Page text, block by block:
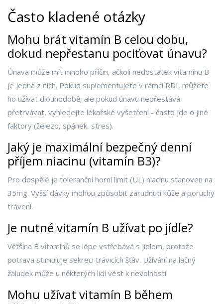
Často kladené otázky
Mohu brát vitamín B celou dobu,
dokud nepřestanu pociťovat únavu?
Únava může mít mnoho příčin, ačkoli nedostatek vitamínu B
je jedna z nich. Pokud suplementujete v rámci RDI, můžete
ho užívat dlouhodobě, ale pokud únavu nepřestává
přetrvávat, vyhledejte lékařské vyšetření - často jde o jiné
faktory (železo, spánek, stres).
Jaký je maximální bezpečný denní
příjem niacinu (vitamín B3)?
Pro dospělé je toleranční horní limit (UL) niacinu stanoven na
35mg. Vyšší dávky mohou způsobit zarudnutí kůže a poruchy
trávení.
Je nutné vitamín B užívat po jídle?
Většina B vitamínů se lépe vstřebává s jídlem, protože
potrava stimuluje sekreci trávicích šťáv. Užívání na lačný
žaludek může u některých lidí vést k nevolnosti.
Mohu užívat vitamín B během